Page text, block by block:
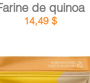
de quinoa
14,49 $